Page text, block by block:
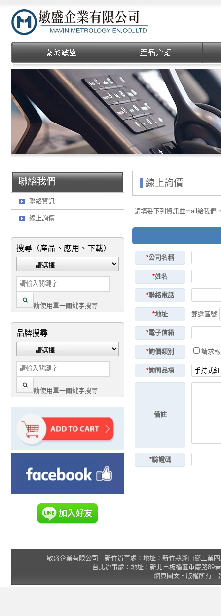
聯絡我們
聯絡資訊
線上詢價
搜尋（產品、應用、下載）
請使用單一關鍵字搜尋
品牌搜尋
請使用單一關鍵字搜尋
線上詢價
請填妥下列資訊並mail給我們
*公司名稱
*姓名
*聯絡電話
*地址 郵遞區號
*電子信箱
*詢價類別 請求
*詢問品項
備註
*驗證碼
敏盛企業有限公司 新竹辦事處：地址：新竹縣湖口鄉工業
台北辦事處：地址：新北市板橋區重慶路89
網頁圖文‧版權所有 建